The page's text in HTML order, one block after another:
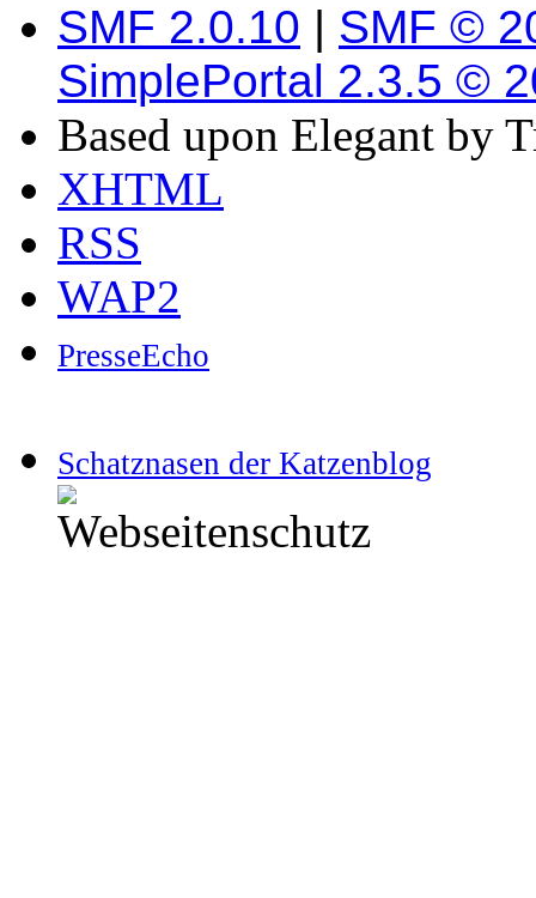
SMF 2.0.10 | SMF ©
SimplePortal 2.3.5 ©
Based upon Elegant by
XHTML
RSS
WAP2
PresseEcho
Schatznasen der Katzenblog